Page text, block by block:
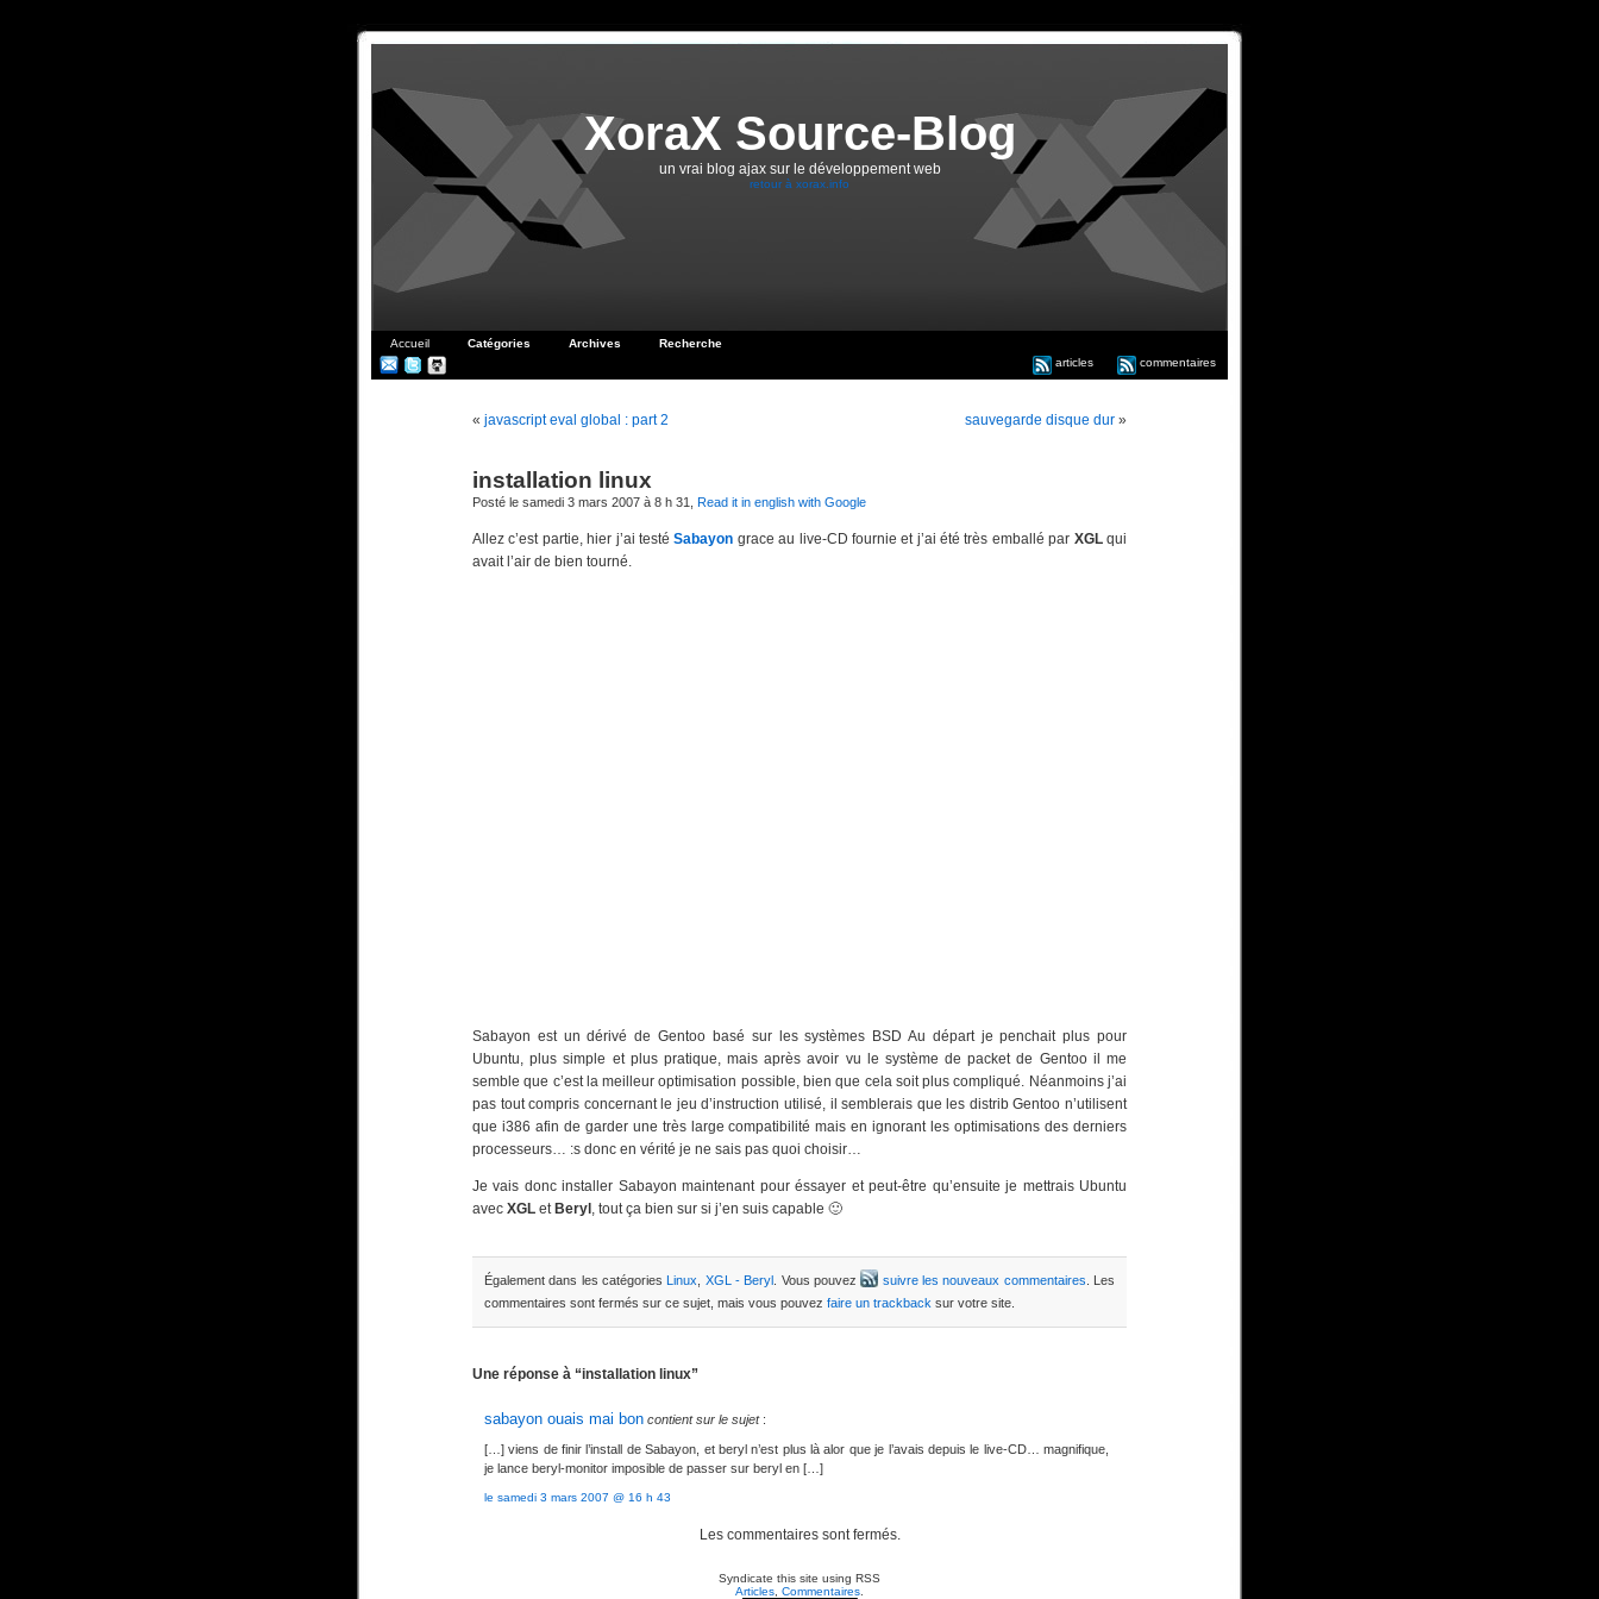
XoraX Source-Blog
un vrai blog ajax sur le développement web
retour à xorax.info
Accueil Catégories Archives
Recherche
articles
commentaires
« javascript eval global : part 2 sauvegarde disque dur »
installation linux
Posté le samedi 3 mars 2007 à 8 h 31, Read it in english with Google
Allez c’est partie, hier j’ai testéSabayon grace au live-CD fournie et j’ai été très emballé par XGLqui
avait l’air de bien tourné.
Sabayon est un dérivé de Gentoo basé sur les systèmes BSD Au départ je penchait plus pour
Ubuntu, plus simple et plus pratique, mais après avoir vu le système de packet de Gentoo il me
semble que c’est la meilleur optimisation possible, bien que cela soit plus compliqué. Néanmoins j’ai
pas tout compris concernant le jeu d’instruction utilisé, il semblerais que les distrib Gentoo n’utilisent
que i386 afin de garder une très large compatibilité mais en ignorant les optimisations des derniers
processeurs… :s donc en vérité je ne sais pas quoi choisir…
Je vais donc installer Sabayon maintenant pour éssayer et peut-être qu’ensuite je mettrais Ubuntu
avec XGL et Beryl , tout ça bien sur si j’en suis capable 🙂
Également dans les catégoriesLinux XGL - Beryl . Vous pouvez suivre les nouveaux commentaires . Les
commentaires sont fermés sur ce sujet, mais vous pouvez faire un trackback sur votre site.
Une réponse à “installation linux”
sabayon ouais mai bon contient sur le sujet:
[…] viens de finir l’install de Sabayon, et beryl n’est plus là alor que je l’avais depuis le live-CD… magnifique,
je lance beryl-monitor imposible de passer sur beryl en […]
le samedi 3 mars 2007 @ 16 h 43
Les commentaires sont fermés.
Syndicate this site using RSS
Articles Commentaires